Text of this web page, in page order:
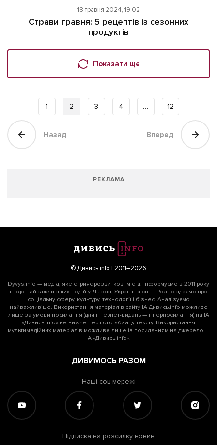
18 травня 2024, 19:02
Страви травня: 5 рецептів із сезонних
продуктів
Показати ще
Назад
1 2 3 4 … 12
Вперед
РЕКЛАМА
© Дивись.info | 2011–2026
Dyvys.info — медіа, яке сприяє розвиткові міста. Інформуємо з 2011 року
щодо найважливіших подій у Львові, Україні та світі. Розповідаємо про
соціальну сферу, культуру, технології і бізнес. Аналізуємо
найважливіше. Використання матеріалів сайту ІА Дивись.info можливе
лише за умови посилання (для інтернет-видань — гіперпосилання) на ІА
«Дивись.info» не нижче першого абзацу тексту. Використання
мультимедійних матеріалів можливе лише із посиланням на джерело —
ІА «Дивись.info».
ДИВИМОСЬ РАЗОМ
Наші соц мережі
Підписка на розсилку новин